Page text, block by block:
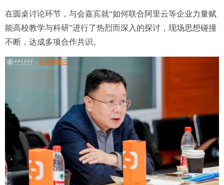
在圆桌讨论环节，与会嘉宾就“如何联合阿里云等企业力量赋
能高校教学与科研”进行了热烈而深入的探讨，现场思想碰撞
不断，达成多项合作共识。